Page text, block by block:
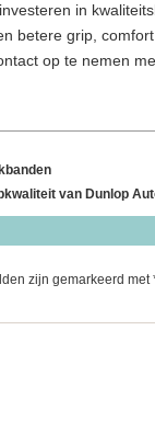
in
betere grip,
op te nemen
van Dunlop
zijn gemarkeerd met